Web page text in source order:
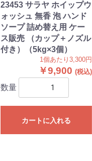
23453 サラヤ ホイップウ
ォッシュ 無香 泡 ハンド
ソープ 詰め替え用 ケー
ス販売 （カップ＋ノズル
付き）（5kg×3個）
1個あたり3,300円
￥9,900
数量
カートに入れる